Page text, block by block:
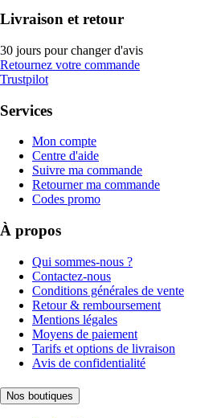
Livraison et retour
30 jours pour changer d'avis
Retournez votre commande
Trustpilot
Services
Mon compte
Centre d'aide
Suivre ma commande
Retourner ma commande
Codes promo
À propos
Qui sommes-nous ?
Contactez-nous
Conditions générales de vente
Retour & remboursement
Mentions légales
Moyens de paiement
Tarifs et options de livraison
Avis de confidentialité
Nos boutiques